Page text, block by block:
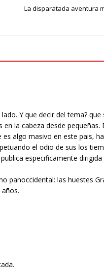
La disparatada aventura
Y que decir del tema?
la cabeza desde pequeñas.
algo masivo en este pais,
el odio de sus los
especificamente
panoccidental: las huestes